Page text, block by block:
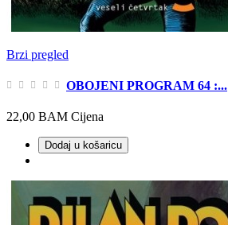
Brzi pregled
OBOJENI PROGRAM 64 :...
22,00 BAM Cijena
Dodaj u košaricu